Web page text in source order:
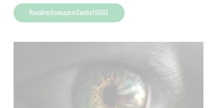
Узнайте больше о Castrol EDGE